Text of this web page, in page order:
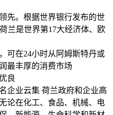
先。根据世界银行发布的世
兰是世界第17大经济体、欧
可在24小时从阿姆斯特丹或
最丰厚的消费市场
良
企业云集 荷兰政府和企业高
论在化工、食品、机械、电